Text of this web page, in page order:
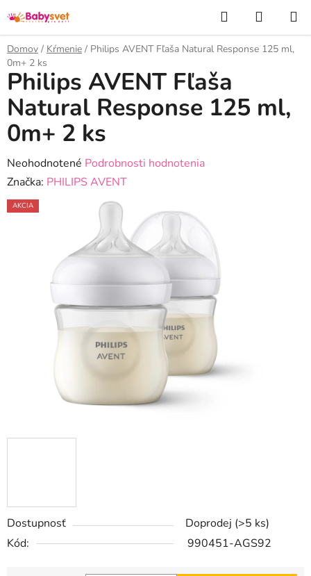
na
obsah
Hľadať
KOŠÍK
Domov / Kŕmenie / Philips AVENT Fľaša Natural Response 125 ml,
0m+ 2 ks
Dostupnosť Doprodej (>5 ks)
Kód:
990451-AGS92
Philips AVENT Fľaša
Natural Response 125 ml,
0m+ 2 ks
Priemerné
hodnotenie
produktu
hviezdičiek.
Neohodnotené Podrobnosti hodnotenia
Značka: PHILIPS AVENT
AKCIA